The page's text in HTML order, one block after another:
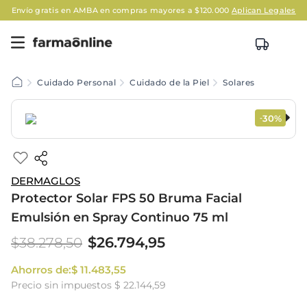
Envío gratis en AMBA en compras mayores a $120.000 Aplican Legales
Cuidado Personal Cuidado de la Piel Solares
-30%
DERMAGLOS
Protector Solar FPS 50 Bruma Facial
Emulsión en Spray Continuo 75 ml
$38.278,50 $26.794,95
Ahorros de:$ 11.483,55
Precio sin impuestos $ 22.144,59